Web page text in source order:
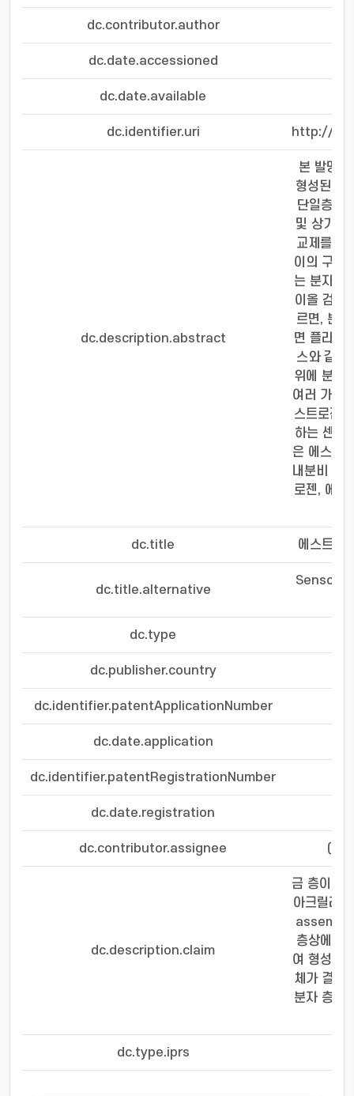
dc.contributor.author
dc.date.accessioned
dc.date.available
dc.identifier.uri http://
dc.description.abstract
본 발명
형성된 티
단일층
및 상기
교제를 중
이의 구조
는 분자각
이올 검출
르면, 분
면 플라즈
스와 같은
위에 분자
여러 가지
스트로젠
하는 센서
은 에스트
내분비 장
로젠, 에스
dc.title 에스트라
dc.title.alternative
Sensor
dc.type
dc.publisher.country
dc.identifier.patentApplicationNumber
dc.date.application
dc.identifier.patentRegistrationNumber
dc.date.registration
dc.contributor.assignee (재)
dc.description.claim
금 층이 형
아크릴레
층상에 아
여 형성되
체가 결합
분자 층으
dc.type.iprs